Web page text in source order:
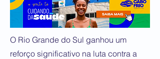
O Rio Grande do Sul ganhou um
reforço significativo na luta contra a